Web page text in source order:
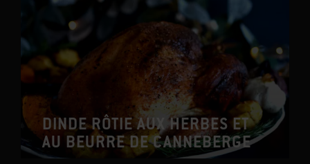
DINDE RÔTIE AUX HERBES ET
AU BEURRE DE CANNEBERGE